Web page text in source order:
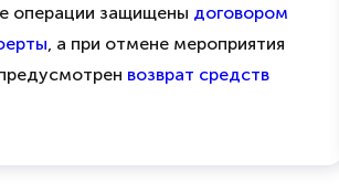
операции защищены договором
, а при отмене мероприятия
возврат средств